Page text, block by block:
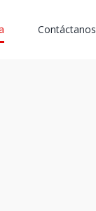
Contáctanos